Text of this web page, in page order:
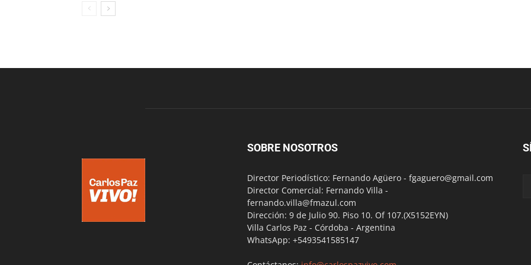
SOBRE NOSOTROS
Director Periodístico: Fernando Agüero - fgaguero@gmail.com
Director Comercial: Fernando Villa -
fernando.villa@fmazul.com
Dirección: 9 de Julio 90. Piso 10. Of 107.(X5152EYN)
Villa Carlos Paz - Córdoba - Argentina
WhatsApp: +5493541585147